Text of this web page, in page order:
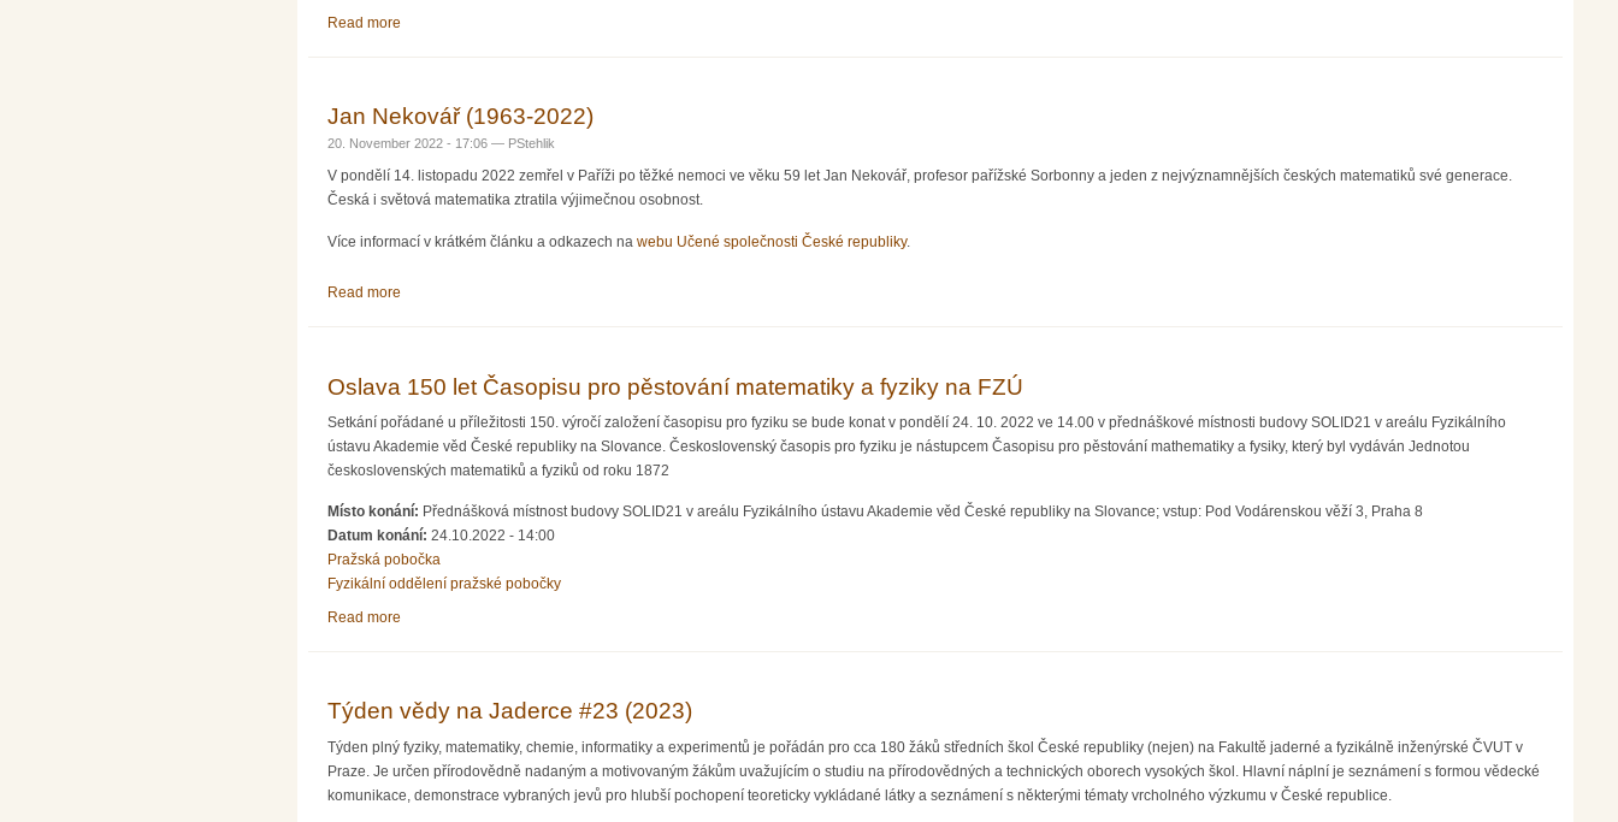
Read more
Jan Nekovář (1963-2022)
20. November 2022 - 17:06 — PStehlik
V pondělí 14. listopadu 2022 zemřel v Paříži po těžké nemoci ve věku 59 let Jan Nekovář, profesor pařížské Sorbonny a jeden z nejvýznamnějších českých matematiků své generace.
Česká i světová matematika ztratila výjimečnou osobnost.
Více informací v krátkém článku a odkazech na webu Učené společnosti České republiky.
Read more
Oslava 150 let Časopisu pro pěstování matematiky a fyziky na FZÚ
Setkání pořádané u příležitosti 150. výročí založení časopisu pro fyziku se bude konat v pondělí 24. 10. 2022 ve 14.00 v přednáškové místnosti budovy SOLID21 v areálu Fyzikálního
ústavu Akademie věd České republiky na Slovance. Československý časopis pro fyziku je nástupcem Časopisu pro pěstování mathematiky a fysiky, který byl vydáván Jednotou
československých matematiků a fyziků od roku 1872
Místo konání: Přednášková místnost budovy SOLID21 v areálu Fyzikálního ústavu Akademie věd České republiky na Slovance; vstup: Pod Vodárenskou věží 3, Praha 8
Datum konání: 24.10.2022 - 14:00
Pražská pobočka
Fyzikální oddělení pražské pobočky
Read more
Týden vědy na Jaderce #23 (2023)
Týden plný fyziky, matematiky, chemie, informatiky a experimentů je pořádán pro cca 180 žáků středních škol České republiky (nejen) na Fakultě jaderné a fyzikálně inženýrské ČVUT v
Praze. Je určen přírodovědně nadaným a motivovaným žákům uvažujícím o studiu na přírodovědných a technických oborech vysokých škol. Hlavní náplní je seznámení s formou vědecké
komunikace, demonstrace vybraných jevů pro hlubší pochopení teoreticky vykládané látky a seznámení s některými tématy vrcholného výzkumu v České republice.